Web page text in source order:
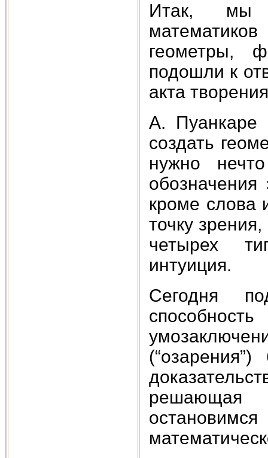
Итак, мы
геометры,
подошли к
акта
А. Пуанкаре
создать
нужно
обозначения
кроме слова
точку
четырех
интуиция.
Сегодня
решающая